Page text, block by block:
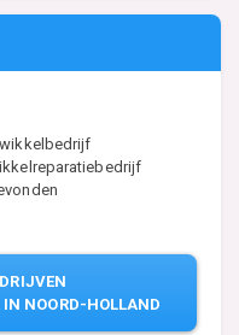
IN NOORD-HOLLAND